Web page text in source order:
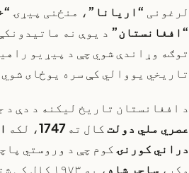
لرغونی “اریانا”، منځنی پیړۍ
“افغانستان” د یوې نه
توګه وړاندې شوي چې د پیړیو
تاریخي یووالي کې سره یوځای
د افغانستان تاریخ لیکنه د دې د
عصري ملي دولتکال ته1747، لکه
دراني کورنۍکوم چې د وروستي
وکړ، ساحر شاه
، په ۱۹۷۳